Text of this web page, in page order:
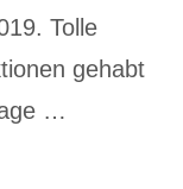
Tolle
gehabt
…